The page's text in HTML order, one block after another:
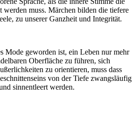
werden muss. Märchen bilden die tiefere
zu unserer Ganzheit und Integrität.
Mode geworden ist, ein Leben nur mehr
Oberfläche zu führen, sich
zu orientieren, muss dass
von der Tiefe zwangsläufig
sinnentleert werden.